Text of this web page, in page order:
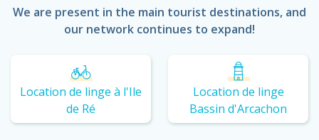
We are present in the main tourist destinations, and
our network continues to expand!
Location de linge à l'Ile
de Ré
Location de linge
Bassin d'Arcachon